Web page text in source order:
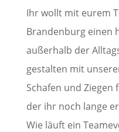
Ihr wollt mit eurem
Brandenburg einen
außerhalb der
gestalten mit
Schafen und Ziegen
der ihr noch lange
Wie läuft ein